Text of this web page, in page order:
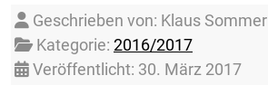
Details
Geschrieben von: Klaus Sommer
Kategorie: 2016/2017
Veröffentlicht: 30. März 2017